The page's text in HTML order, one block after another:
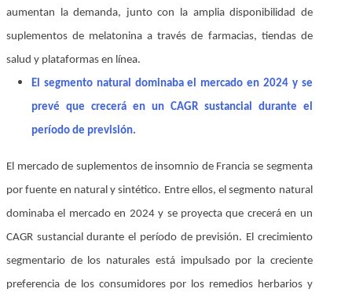
aumentan la demanda, junto con la amplia disponibilidad de
suplementos de melatonina a través de farmacias, tiendas de
salud y plataformas en línea.
El segmento natural dominaba el mercado en 2024 y se
prevé que crecerá en un CAGR sustancial durante el
período de previsión.
El mercado de suplementos de insomnio de Francia se segmenta
por fuente en natural y sintético. Entre ellos, el segmento natural
dominaba el mercado en 2024 y se proyecta que crecerá en un
CAGR sustancial durante el período de previsión. El crecimiento
segmentario de los naturales está impulsado por la creciente
preferencia de los consumidores por los remedios herbarios y